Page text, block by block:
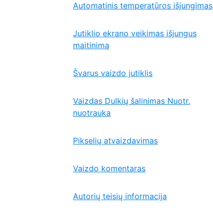
Automatinis temperatūros išjungimas
Jutiklio ekrano veikimas išjungus
maitinimą
Švarus vaizdo jutiklis
Vaizdas Dulkių šalinimas Nuotr.
nuotrauka
Pikselių atvaizdavimas
Vaizdo komentaras
Autorių teisių informacija